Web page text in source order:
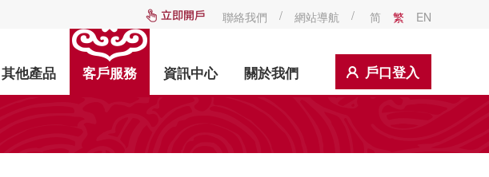
聯絡我們 / 網站導航 / 简 繁 EN
戶口登入
其他產品 客戶服務 資訊中心 關於我們